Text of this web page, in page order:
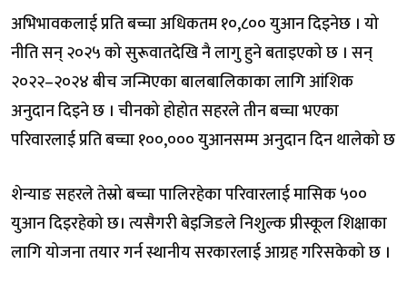
अभिभावकलाई प्रति बच्चा अधिकतम १०,८०० युआन दिइनेछ । यो
नीति सन् २०२५ को सुरूवातदेखि नै लागु हुने बताइएको छ । सन्
२०२२–२०२४ बीच जन्मिएका बालबालिकाका लागि आंशिक
अनुदान दिइने छ । चीनको होहोत सहरले तीन बच्चा भएका
परिवारलाई प्रति बच्चा १००,००० युआनसम्म अनुदान दिन थालेको छ
शेन्याङ सहरले तेस्रो बच्चा पालिरहेका परिवारलाई मासिक ५००
युआन दिइरहेको छ। त्यसैगरी बेइजिङले निशुल्क प्रीस्कूल शिक्षाका
लागि योजना तयार गर्न स्थानीय सरकारलाई आग्रह गरिसकेको छ ।